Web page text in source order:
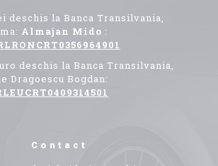
deschis la Banca Transilvania,
Almajan Mido :
deschis la Banca Transilvania,
Dragoescu Bogdan:
Contact